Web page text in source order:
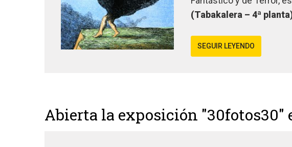
(Tabakalera – 4ª
SEGUIR LEYENDO
Abierta la exposición "30fotos30"